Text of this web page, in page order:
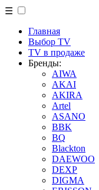
☰
Главная
Выбор TV
TV в продаже
Бренды:
AIWA
AKAI
AKIRA
Artel
ASANO
BBK
BQ
Blackton
DAEWOO
DEXP
DIGMA